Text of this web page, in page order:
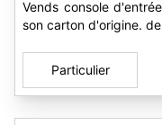
Vends console
son carton d'origine.
Particulier